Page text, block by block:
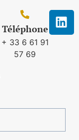
Téléphone
+ 33 6 61 91
57 69